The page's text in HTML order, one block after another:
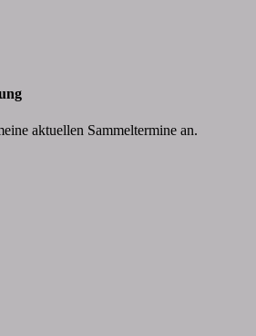
aktuellen Sammeltermine an.